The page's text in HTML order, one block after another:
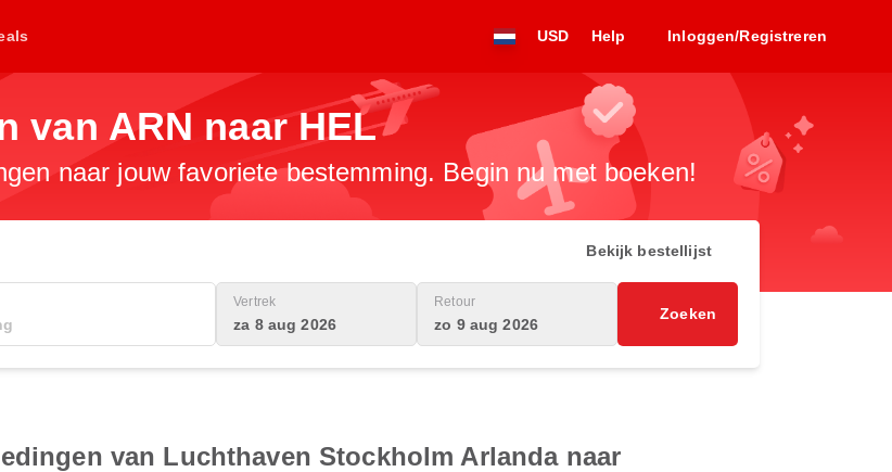
USD Help Inloggen/Registreren
van ARN naar HEL
naar jouw favoriete bestemming. Begin nu met boeken!
Bekijk bestellijst
Vertrek
za 8 aug 2026
Retour
zo 9 aug 2026
Zoeken
van Luchthaven Stockholm Arlanda naar